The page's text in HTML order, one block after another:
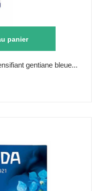
panier
gentiane bleue...